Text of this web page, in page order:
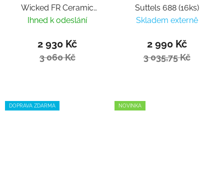
Wicked FR Ceramic
(16ks)
Ihned k odeslání
2 930 Kč
3 060 Kč
Suttels 688 (16ks)
Skladem externě
2 990 Kč
3 035,75 Kč
DOPRAVA ZDARMA NOVINKA